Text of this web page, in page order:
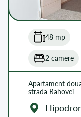
48 mp
2 camere
Apartament
strada Rahovei